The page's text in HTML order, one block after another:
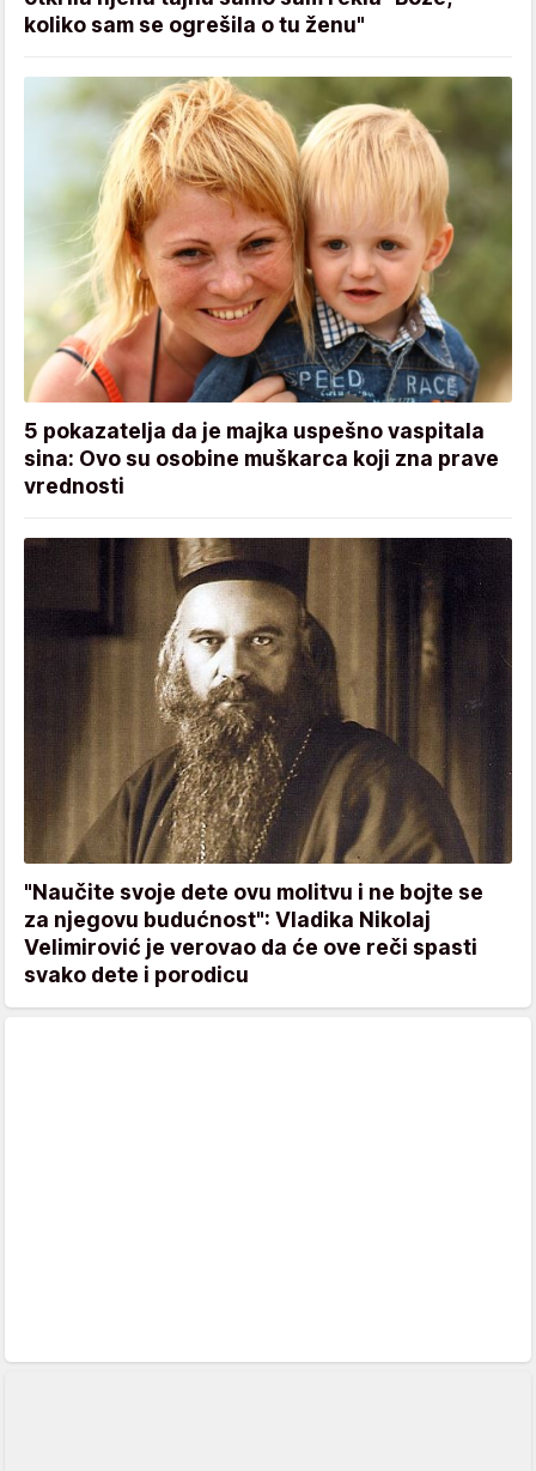
koliko sam se ogrešila o tu ženu"
5 pokazatelja da je majka uspešno vaspitala
sina: Ovo su osobine muškarca koji zna prave
vrednosti
"Naučite svoje dete ovu molitvu i ne bojte se
za njegovu budućnost": Vladika Nikolaj
Velimirović je verovao da će ove reči spasti
svako dete i porodicu